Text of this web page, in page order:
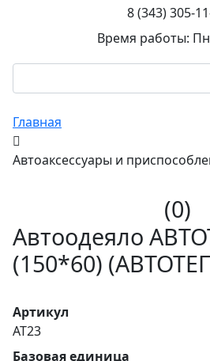
8 (343) 305-
Время работы:
Главная
Автоаксессуары и
(0)
Автоодеяло
(150*60)
Артикул
AT23
Базовая единица